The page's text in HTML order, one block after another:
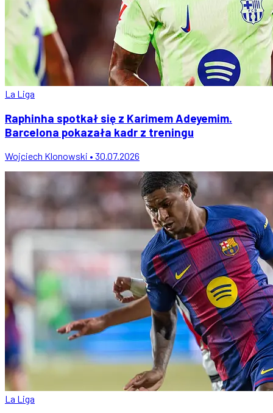
La Liga
Raphinha spotkał się z Karimem Adeyemim.
Barcelona pokazała kadr z treningu
Wojciech Klonowski • 30.07.2026
La Liga